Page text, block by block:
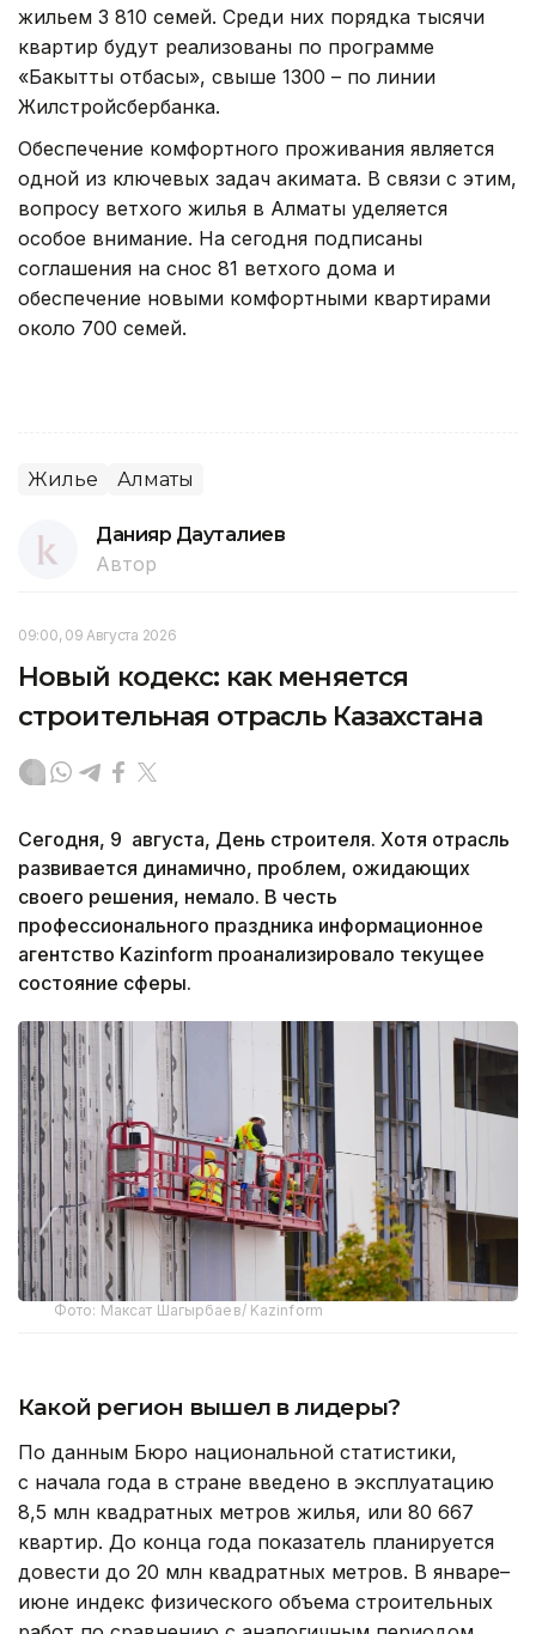
жильем 3 810 семей. Среди них порядка тысячи
квартир будут реализованы по программе
«Бакытты отбасы», свыше 1300 – по линии
Жилстройсбербанка.
Обеспечение комфортного проживания является
одной из ключевых задач акимата. В связи с этим,
вопросу ветхого жилья в Алматы уделяется
особое внимание. На сегодня подписаны
соглашения на снос 81 ветхого дома и
обеспечение новыми комфортными квартирами
около 700 семей.
Жилье Алматы
Данияр Дауталиев
Автор
09:00, 09 Августа 2026
Новый кодекс: как меняется
строительная отрасль Казахстана
Сегодня, 9 августа, День строителя. Хотя отрасль
развивается динамично, проблем, ожидающих
своего решения, немало. В честь
профессионального праздника информационное
агентство Kazinform проанализировало текущее
состояние сферы.
Фото: Максат Шагырбаев/ Kazinform
Какой регион вышел в лидеры?
По данным Бюро национальной статистики,
с начала года в стране введено в эксплуатацию
8,5 млн квадратных метров жилья, или 80 667
квартир. До конца года показатель планируется
довести до 20 млн квадратных метров. В январе–
июне индекс физического объема строительных